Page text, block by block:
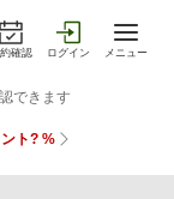
確認 ログイン メニュー